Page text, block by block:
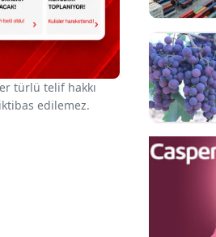
türlü telif hakkı
edilemez.